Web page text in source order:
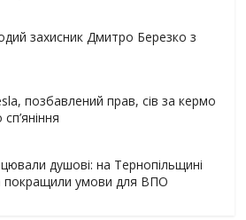
захисник Дмитро Березко з
позбавлений прав, сів за кермо
душові: на Тернопільщині
покращили умови для ВПО